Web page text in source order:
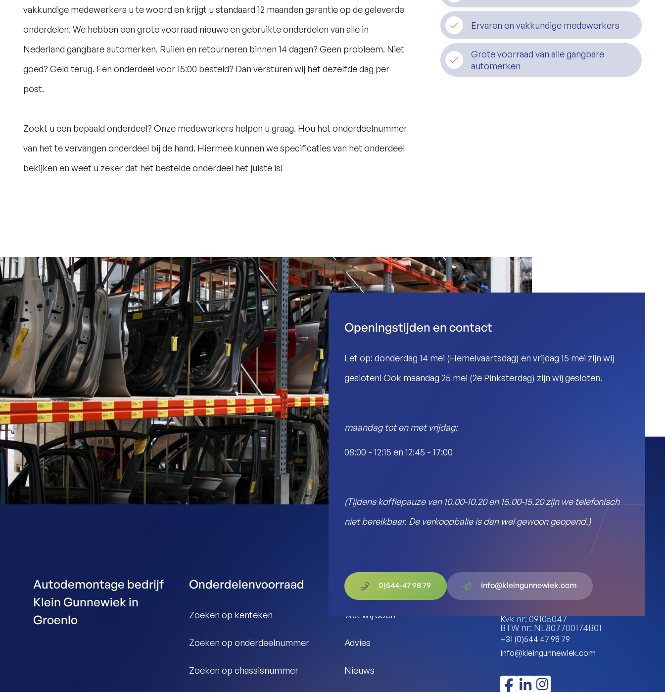
vakkundige medewerkers u te woord en krijgt u standaard 12 maanden garantie op de geleverde
onderdelen. We hebben een grote voorraad nieuwe en gebruikte onderdelen van alle in
Nederland gangbare automerken. Ruilen en retourneren binnen 14 dagen? Geen probleem. Niet
goed? Geld terug. Een onderdeel voor 15:00 besteld? Dan versturen wij het dezelfde dag per
post.
Zoekt u een bepaald onderdeel? Onze medewerkers helpen u graag. Hou het onderdeelnummer
van het te vervangen onderdeel bij de hand. Hiermee kunnen we specificaties van het onderdeel
bekijken en weet u zeker dat het bestelde onderdeel het juiste is!
Ervaren en vakkundige medewerkers
Grote voorraad van alle gangbare
automerken
Openingstijden en contact
Let op: donderdag 14 mei (Hemelvaartsdag) en vrijdag 15 mei zijn wij
gesloten! Ook maandag 25 mei (2e Pinksterdag) zijn wij gesloten.
maandag tot en met vrijdag:
08:00 - 12:15 en 12:45 - 17:00
(Tijdens koffiepauze van 10.00-10.20 en 15.00-15.20 zijn we telefonisch
niet bereikbaar. De verkoopbalie is dan wel gewoon geopend.)
0)544-47 98 79 info@kleingunnewiek.com
Autodemontage bedrijf
Klein Gunnewiek in
Groenlo
Onderdelenvoorraad
Zoeken op kenteken
Zoeken op onderdeelnummer
Zoeken op chassisnummer
Informatie
Wat wij doen
Advies
Nieuws
Zuidgang 9, 7141 JK
Kvk nr: 09105047
BTW nr: NL807700174B01
+31 (0)544 47 98 79
info@kleingunnewiek.com